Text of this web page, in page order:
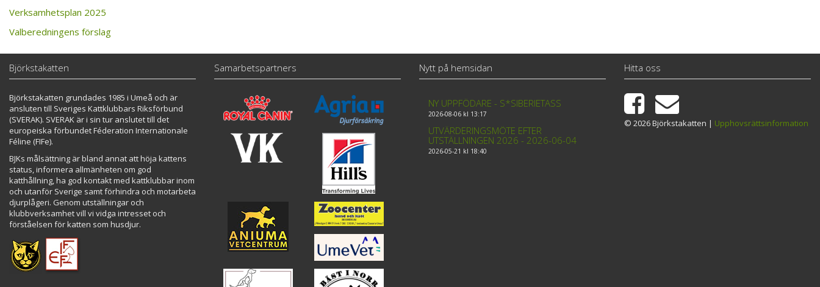
Verksamhetsplan 2025
Valberedningens förslag
Björkstakatten
Björkstakatten grundades 1985 i Umeå och är
ansluten till Sveriges Kattklubbars Riksförbund
(SVERAK). SVERAK är i sin tur anslutet till det
europeiska förbundet Féderation Internationale
Féline (FIFe).
BJKs målsättning är bland annat att höja kattens
status, informera allmänheten om god
katthållning, ha god kontakt med kattklubbar inom
och utanför Sverige samt förhindra och motarbeta
djurplågeri. Genom utställningar och
klubbverksamhet vill vi vidga intresset och
förståelsen för katten som husdjur.
Samarbetspartners Nytt på hemsidan
NY UPPFÖDARE - S*SIBERIETASS
2026-08-06 kl 13:17
UTVÄRDERINGSMÖTE EFTER
UTSTÄLLNINGEN 2026 - 2026-06-04
2026-05-21 kl 18:40
Hitta oss
© 2026 Björkstakatten | Upphovsrättsinformation